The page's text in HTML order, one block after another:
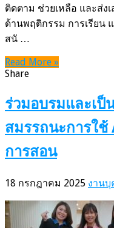
ติดตาม ช่วยเหลือ และส่ง
ด้านพฤติกรรม การเรียน
สนั …
Read More »
Share
ร่วมอบรมและเ
สมรรถนะการใช้
การสอน
18 กรกฎาคม 2025 งาน